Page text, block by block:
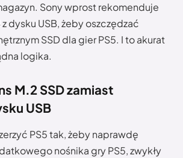
Sony wprost rekomenduje
dysku USB, żeby oszczędzać
SSD dla gier PS5. I to akurat
logika.
M.2 SSD zamiast
USB
PS5 tak, żeby naprawdę
nośnika gry PS5, zwykły